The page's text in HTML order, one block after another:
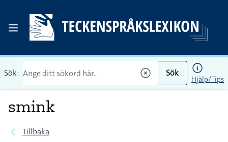
Sök: Sök
Hjälp/Tips
smink
Tillbaka